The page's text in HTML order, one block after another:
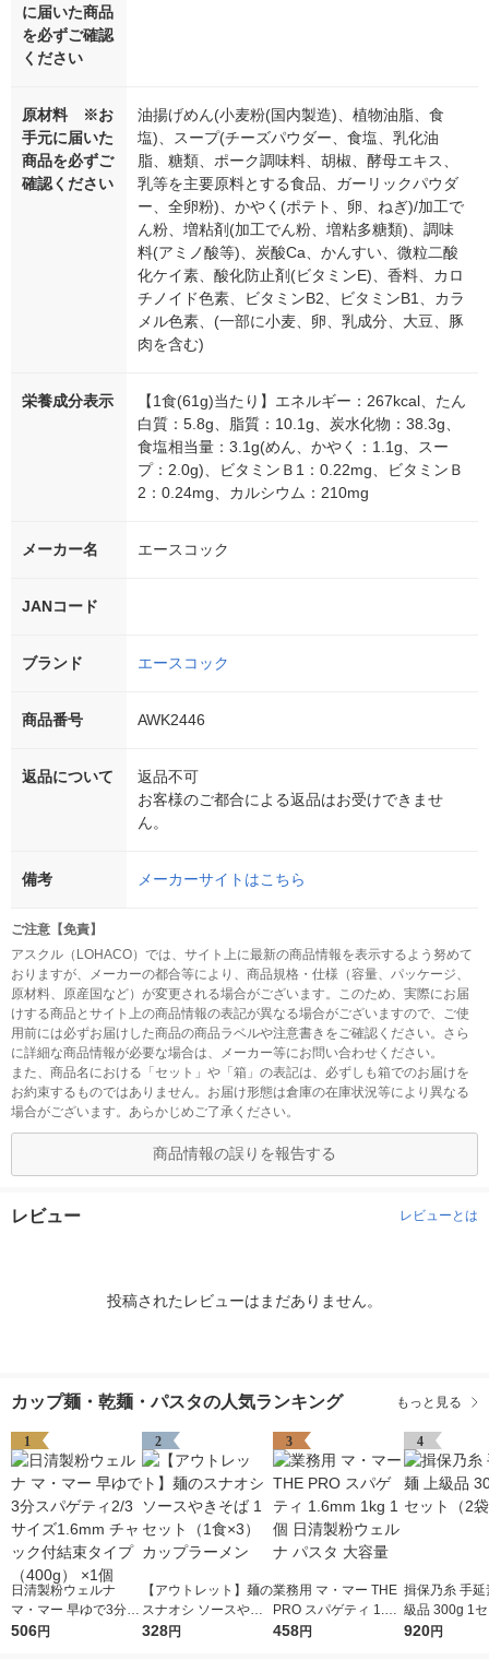
に届いた商品
を必ずご確認
ください
原材料 ※お
手元に届いた
商品を必ずご
確認ください
油揚げめん(小麦粉(国内製造)、植物油脂、食
塩)、スープ(チーズパウダー、食塩、乳化油
脂、糖類、ポーク調味料、胡椒、酵母エキス、
乳等を主要原料とする食品、ガーリックパウダ
ー、全卵粉)、かやく(ポテト、卵、ねぎ)/加工で
ん粉、増粘剤(加工でん粉、増粘多糖類)、調味
料(アミノ酸等)、炭酸Ca、かんすい、微粒二酸
化ケイ素、酸化防止剤(ビタミンE)、香料、カロ
チノイド色素、ビタミンB2、ビタミンB1、カラ
メル色素、(一部に小麦、卵、乳成分、大豆、豚
肉を含む)
栄養成分表示
【1食(61g)当たり】エネルギー：267kcal、たん
白質：5.8g、脂質：10.1g、炭水化物：38.3g、
食塩相当量：3.1g(めん、かやく：1.1g、スー
プ：2.0g)、ビタミンＢ1：0.22mg、ビタミンＢ
2：0.24mg、カルシウム：210mg
メーカー名 エースコック
JANコード
ブランド エースコック
商品番号 AWK2446
返品について
返品不可
お客様のご都合による返品はお受けできませ
ん。
備考 メーカーサイトはこちら
ご注意【免責】
アスクル（LOHACO）では、サイト上に最新の商品情報を表示するよう努めて
おりますが、メーカーの都合等により、商品規格・仕様（容量、パッケージ、
原材料、原産国など）が変更される場合がございます。このため、実際にお届
けする商品とサイト上の商品情報の表記が異なる場合がございますので、ご使
用前には必ずお届けした商品の商品ラベルや注意書きをご確認ください。さら
に詳細な商品情報が必要な場合は、メーカー等にお問い合わせください。
また、商品名における「セット」や「箱」の表記は、必ずしも箱でのお届けを
お約束するものではありません。お届け形態は倉庫の在庫状況等により異なる
場合がございます。あらかじめご了承ください。
商品情報の誤りを報告する
レビュー レビューとは
投稿されたレビューはまだありません。
カップ麺・乾麺・パスタの人気ランキング もっと見る
1
日清製粉ウェルナ
マ・マー 早ゆで3分ス
パゲティ2/3サイズ1.6
506円
2
【アウトレット】麺の
スナオシ ソースやき
そば 1セット（1食×
328円
3
業務用 マ・マー THE
PRO スパゲティ 1.6m
m 1kg 1個 日清製粉ウ
458円
4
揖保乃糸 手延
級品 300g 1
袋）
920円